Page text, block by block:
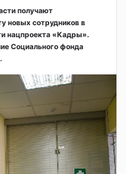
получают
новых сотрудников в
нацпроекта «Кадры».
Социального фонда